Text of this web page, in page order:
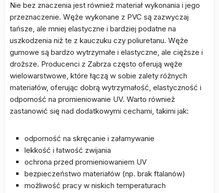
Nie bez znaczenia jest również materiał wykonania i jego
przeznaczenie. Węże wykonane z PVC są zazwyczaj
tańsze, ale mniej elastyczne i bardziej podatne na
uszkodzenia niż te z kauczuku czy poliuretanu. Węże
gumowe są bardzo wytrzymałe i elastyczne, ale cięższe i
droższe. Producenci z Zabrza często oferują węże
wielowarstwowe, które łączą w sobie zalety różnych
materiałów, oferując dobrą wytrzymałość, elastyczność i
odporność na promieniowanie UV. Warto również
zastanowić się nad dodatkowymi cechami, takimi jak:
odporność na skręcanie i załamywanie
lekkość i łatwość zwijania
ochrona przed promieniowaniem UV
bezpieczeństwo materiałów (np. brak ftalanów)
możliwość pracy w niskich temperaturach